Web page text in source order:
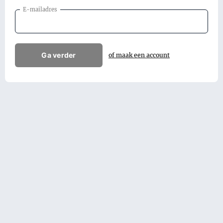
E-mailadres
Ga verder of maak een account